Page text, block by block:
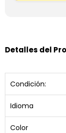
Detalles del
Condición:
Idioma
Color